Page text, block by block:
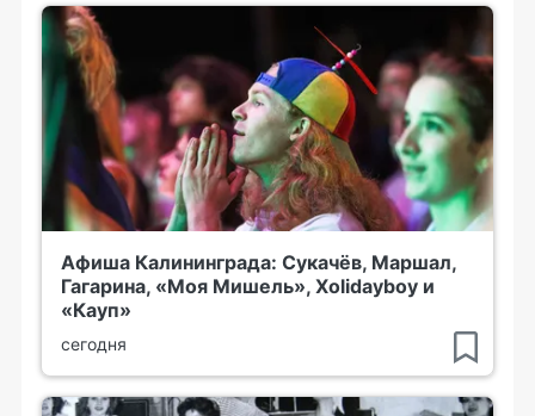
Афиша Калининграда: Сукачёв, Маршал,
Гагарина, «Моя Мишель», Xolidayboy и
«Кауп»
сегодня